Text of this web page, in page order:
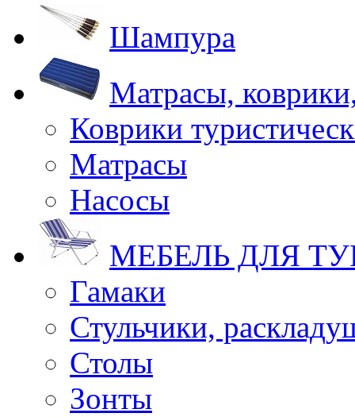
Шампура
Матрасы,
Коврики
Матрасы
Насосы
МЕБЕЛЬ ДЛЯ
Гамаки
Стульчики,
Столы
Зонты